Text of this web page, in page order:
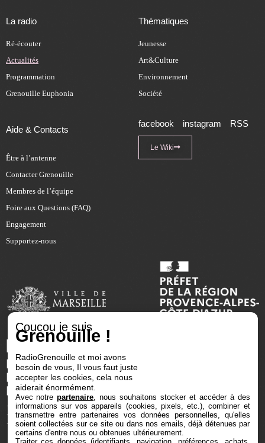
La radio
Ré-écouter
Actualités
Programmation
Grenouille Euphonia
Thématiques
Jeunesse
Art&Culture
Environnement
Société
Aide & Contacts
Être à l’antenne
Contacter Grenouille
Membres de l’équipe
Foire aux Questions (FAQ)
Engagement
Supportez-nous
facebook instagram RSS
Le Wiki
Coucou je suis
Grenouille !
RadioGrenouille et moi avons
besoin de vous, Il vous faut juste
accepter les cookies, cela nous
aiderait énormément.
Avec notrepartenaire , nous souhaitons stocker et accéder à des
informations sur vos appareils (cookies, pixels, etc.), combiner et
transmettre entre partenaires vos données personnelles, qu'elles
soient collectées sur ce site ou dans nos emails, déjà détenues par
certains d'entre nous ou obtenues ultérieurement.
Traiter ces données (identifiants, navigation, préférences, achats,